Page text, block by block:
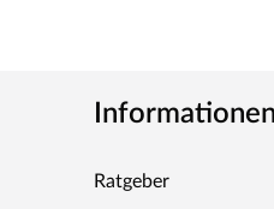
Informationen
Ratgeber